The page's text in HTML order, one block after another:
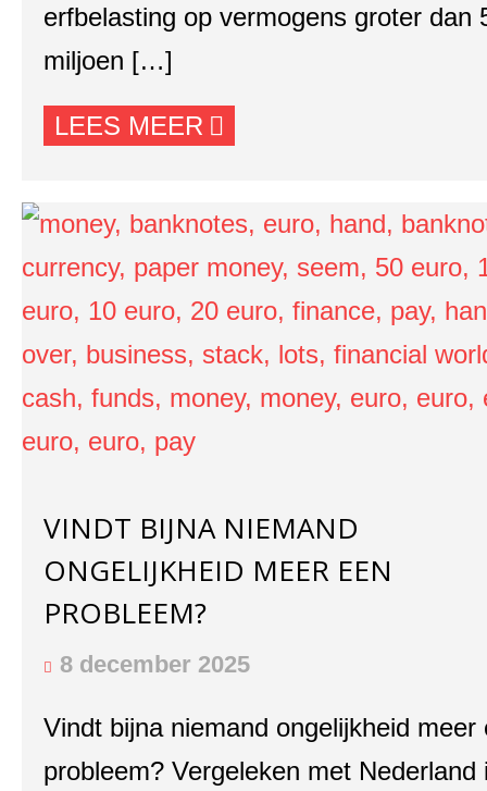
erfbelasting op vermogens groter dan
miljoen […]
LEES MEER
VINDT BIJNA NIEMAND
ONGELIJKHEID MEER EEN
PROBLEEM?
8 december 2025
Vindt bijna niemand ongelijkheid meer
probleem? Vergeleken met Nederland